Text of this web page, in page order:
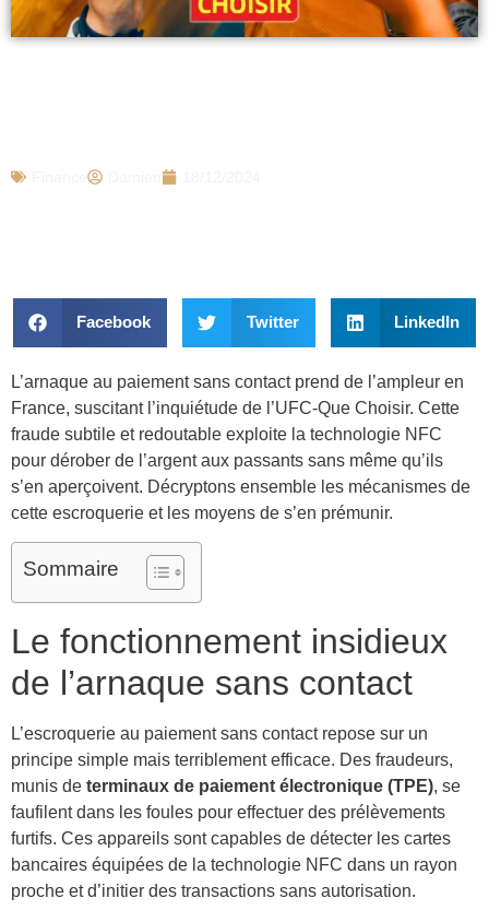
Facebook Twitter LinkedIn
L’arnaque au paiement sans contact prend de l’ampleur en
France, suscitant l’inquiétude de l’UFC-Que Choisir. Cette
fraude subtile et redoutable exploite la technologie NFC
pour dérober de l’argent aux passants sans même qu’ils
s’en aperçoivent. Décryptons ensemble les mécanismes de
cette escroquerie et les moyens de s’en prémunir.
Sommaire
Le fonctionnement insidieux
de l’arnaque sans contact
L’escroquerie au paiement sans contact repose sur un
principe simple mais terriblement efficace. Des fraudeurs,
munis de terminaux de paiement électronique (TPE), se
faufilent dans les foules pour effectuer des prélèvements
furtifs. Ces appareils sont capables de détecter les cartes
bancaires équipées de la technologie NFC dans un rayon
proche et d’initier des transactions sans autorisation.